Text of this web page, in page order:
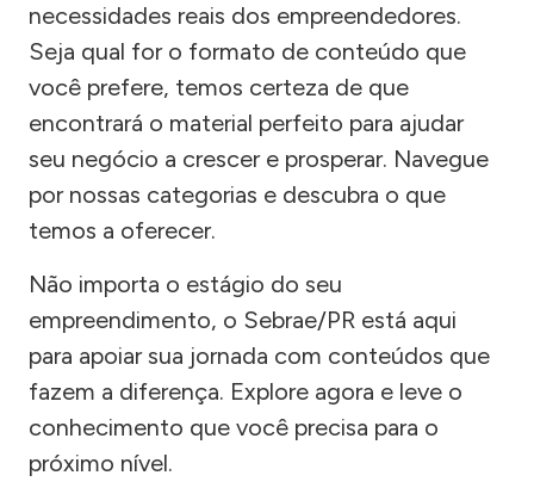
necessidades reais dos empreendedores.
Seja qual for o formato de conteúdo que
você prefere, temos certeza de que
encontrará o material perfeito para ajudar
seu negócio a crescer e prosperar. Navegue
por nossas categorias e descubra o que
temos a oferecer.
Não importa o estágio do seu
empreendimento, o Sebrae/PR está aqui
para apoiar sua jornada com conteúdos que
fazem a diferença. Explore agora e leve o
conhecimento que você precisa para o
próximo nível.